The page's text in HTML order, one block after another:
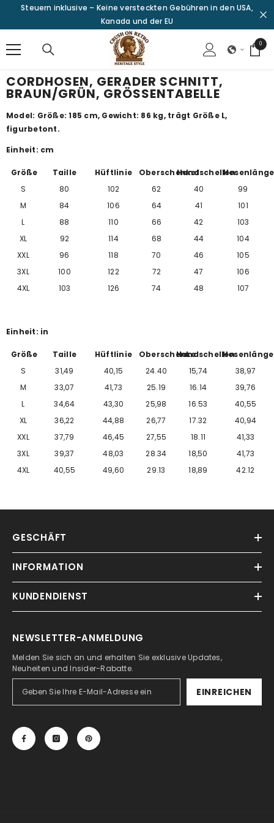
ZUM INHALT SPRINGEN
Steuern inklusive – Keine versteckten Gebühren in den USA,
Kanada und der EU
0 0
Artikel
CORDHOSEN, GERADER SCHNITT,
BRAUN/GRÜN, GRÖSSENTABELLE
Model: Größe: 185 cm, Gewicht: 86 kg, trägt Größe L,
figurbetont.
Einheit: cm
Größe Taille Hüftlinie OberschenkelHandschellenHosenlänge
S
80 102 62 40
99
M
84 106 64 41
101
L
88 110 66 42
103
XL
92 114 68 44
104
XXL
96 118 70 46
105
3XL
100 122 72 47
106
4XL
103 126 74 48 107
Einheit: in
Größe Taille Hüftlinie OberschenkelHandschellenHosenlänge
S
31,49 40,15 24.40 15,74
38,97
M
33,07 41,73 25.19 16.14
39,76
L
34,64 43,30 25,98 16.53
40,55
XL
36,22 44,88 26,77 17.32
40,94
XXL
37,79 46,45 27,55 18.11
41,33
3XL
39,37 48,03 28.34 18,50
41,73
4XL
40,55 49,60 29.13 18,89 42.12
GESCHÄFT
INFORMATION
KUNDENDIENST
NEWSLETTER-ANMELDUNG
Melden Sie sich an und erhalten Sie exklusive Updates,
Neuheiten und Insider-Rabatte.
EINREICHEN